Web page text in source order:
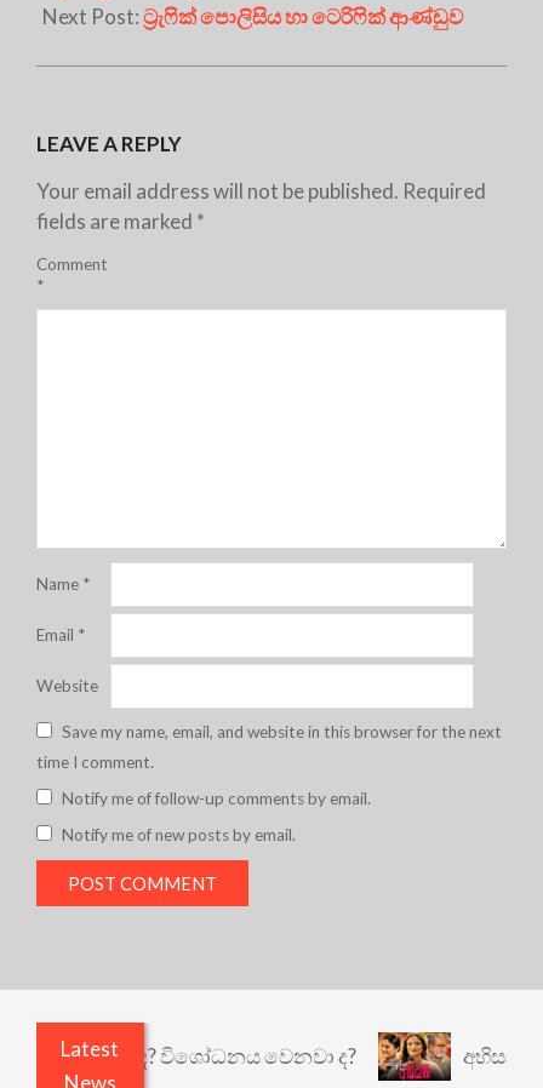
Next Post:ට්‍රැෆික් පොලිසිය හා ටෙරිෆික් ආණ්ඩුව
LEAVE A REPLY
Your email address will not be published. Required
fields are marked *
Comment
*
Name *
Email *
Website
Save my name, email, and website in this browser for the next
time I comment.
Notify me of follow-up comments by email.
Notify me of new posts by email.
Latest
News
කුඩු නැත් ද? විශෝධනය වෙනවා ද? අභිසාරී: